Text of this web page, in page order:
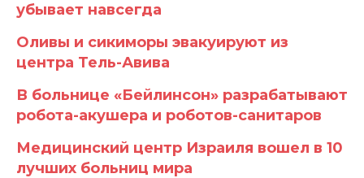
убывает навсегда
Оливы и сикиморы эвакуируют из
центра Тель-Авива
В больнице «Бейлинсон» разрабатывают
робота-акушера и роботов-санитаров
Медицинский центр Израиля вошел в 10
лучших больниц мира